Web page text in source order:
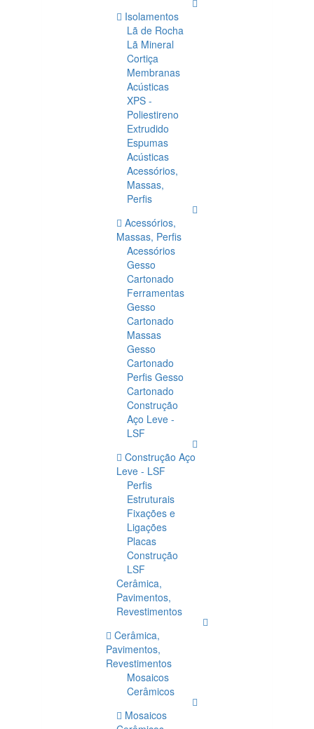
Isolamentos
Lã de Rocha
Lã Mineral
Cortiça
Membranas
Acústicas
XPS -
Poliestireno
Extrudido
Espumas
Acústicas
Acessórios,
Massas,
Perfis
Acessórios,
Massas, Perfis
Acessórios
Gesso
Cartonado
Ferramentas
Gesso
Cartonado
Massas
Gesso
Cartonado
Perfis Gesso
Cartonado
Construção
Aço Leve -
LSF
Construção Aço
Leve - LSF
Perfis
Estruturais
Fixações e
Ligações
Placas
Construção
LSF
Cerâmica,
Pavimentos,
Revestimentos
Cerâmica,
Pavimentos,
Revestimentos
Mosaicos
Cerâmicos
Mosaicos